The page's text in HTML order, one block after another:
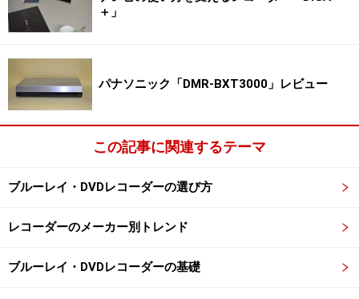
＋」
パナソニック「DMR-BXT3000」レビュー
この記事に関連するテーマ
ブルーレイ・DVDレコーダーの選び方
レコーダーのメーカー別トレンド
ブルーレイ・DVDレコーダーの基礎